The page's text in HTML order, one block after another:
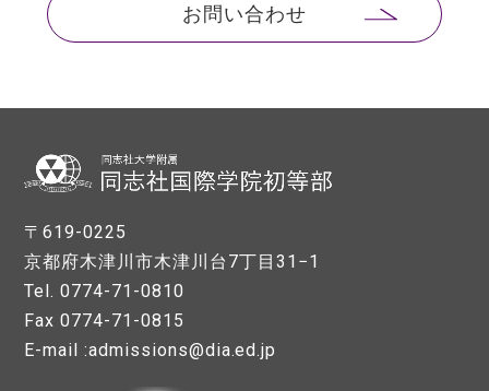
お問い合わせ
〒619-0225
京都府木津川市木津川台7丁目31−1
Tel. 0774-71-0810
Fax 0774-71-0815
E-mail :admissions@dia.ed.jp